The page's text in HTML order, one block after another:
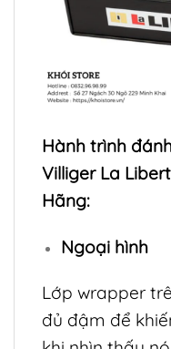
Hành trình
Villiger La
Hãng:
Ngoại hình
Lớp wrapper
đủ đậm để